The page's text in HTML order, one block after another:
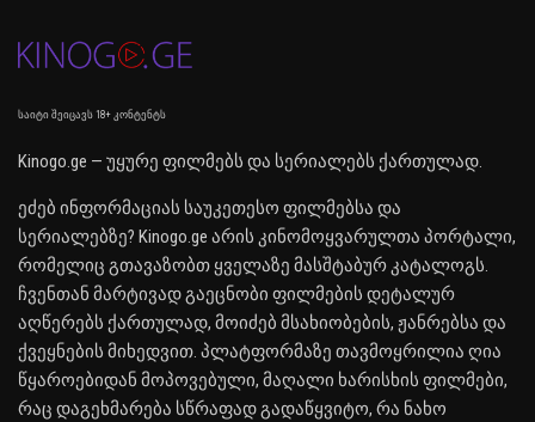
საიტი შეიცავს 18+ კონტენტს
Kinogo.ge — უყურე ფილმებს და სერიალებს ქართულად.
ეძებ ინფორმაციას საუკეთესო ფილმებსა და
სერიალებზე? Kinogo.ge არის კინომოყვარულთა პორტალი,
რომელიც გთავაზობთ ყველაზე მასშტაბურ კატალოგს.
ჩვენთან მარტივად გაეცნობი ფილმების დეტალურ
აღწერებს ქართულად, მოიძებ მსახიობების, ჟანრებსა და
ქვეყნების მიხედვით. პლატფორმაზე თავმოყრილია ღია
წყაროებიდან მოპოვებული, მაღალი ხარისხის ფილმები,
რაც დაგეხმარება სწრაფად გადაწყვიტო, რა ნახო